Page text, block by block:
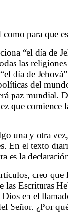
como para que
“el día de
las
día de
del
paz mundial.
que
una y otra
En el texto
es la
creo
las Escrituras
en el
Señor. ¿Por